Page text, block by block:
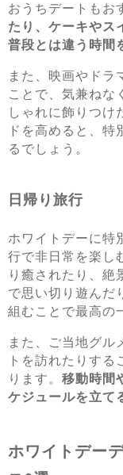
おうちデートもお
たり、ケーキやス
普段とは違う時間
また、映画やドラ
ことで、気兼ねな
しゃれに飾りつけ
ドを高めると、特
るでしょう。
日帰り旅行
ホワイトデーに特
行で非日常を楽し
り癒されたり、絶
で思い切り遊んだ
組むことで最高の
また、ご当地グル
トを訪れたりす
ります。 移動時間
ケジュールを立て
ホワイトデー